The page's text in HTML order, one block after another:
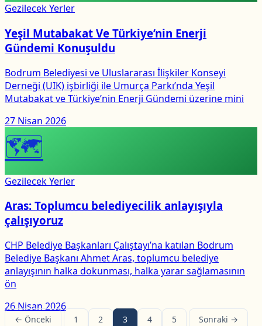
Gezilecek Yerler
Yeşil Mutabakat Ve Türkiye’nin Enerji
Gündemi Konuşuldu
Bodrum Belediyesi ve Uluslararası İlişkiler Konseyi
Derneği (UIK) işbirliği ile Umurça Parkı’nda Yeşil
Mutabakat ve Türkiye’nin Enerji Gündemi üzerine mini
27 Nisan 2026
🗺
Gezilecek Yerler
Aras: Toplumcu belediyecilik anlayışıyla
çalışıyoruz
CHP Belediye Başkanları Çalıştayı’na katılan Bodrum
Belediye Başkanı Ahmet Aras, toplumcu belediye
anlayışının halka dokunması, halka yarar sağlamasının
ön
26 Nisan 2026
← Önceki 1 2 3 4 5 Sonraki →